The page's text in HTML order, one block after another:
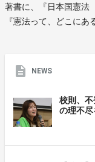
著書に、『日本国憲法
『憲法って、どこにあ
NEWS
校則、
の理不